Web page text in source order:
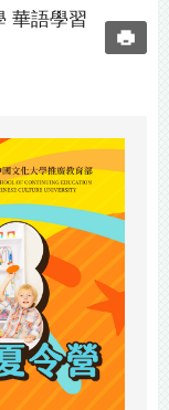
華語學習